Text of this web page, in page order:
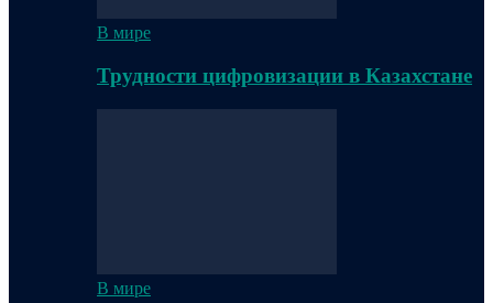
В мире
Трудности цифровизации в Казахстане
В мире